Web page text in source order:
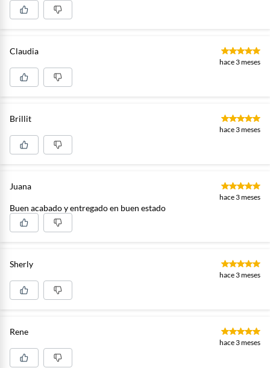
Claudia
hace 3 meses
Brillit
hace 3 meses
Juana
hace 3 meses
Buen acabado y entregado en buen estado
Sherly
hace 3 meses
Rene
hace 3 meses